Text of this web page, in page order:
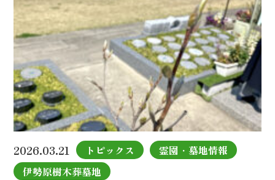
2026.03.21 トピックス
霊園・墓地情報
伊勢原樹木葬墓地